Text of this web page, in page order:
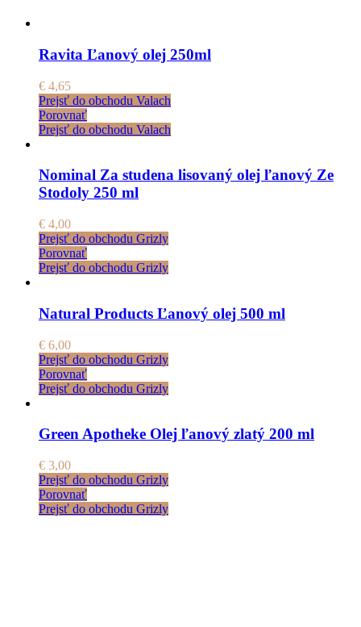
Ravita Ľanový olej 250ml
€ 4,65
Prejsť do obchodu Valach
Porovnať
Prejsť do obchodu Valach
Nominal Za studena lisovaný olej ľanový Ze
Stodoly 250 ml
€ 4,00
Prejsť do obchodu Grizly
Porovnať
Prejsť do obchodu Grizly
Natural Products Ľanový olej 500 ml
€ 6,00
Prejsť do obchodu Grizly
Porovnať
Prejsť do obchodu Grizly
Green Apotheke Olej ľanový zlatý 200 ml
€ 3,00
Prejsť do obchodu Grizly
Porovnať
Prejsť do obchodu Grizly